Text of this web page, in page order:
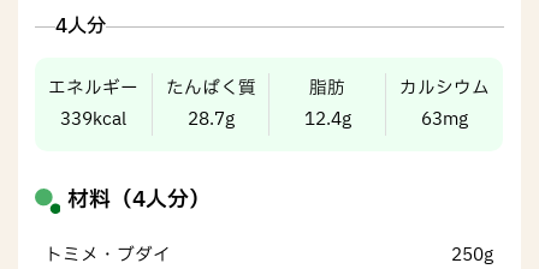
4人分
エネルギー
339kcal
たんぱく質
28.7g
脂肪
12.4g
カルシウム
63mg
材料（4人分）
トミメ・ブダイ 250g